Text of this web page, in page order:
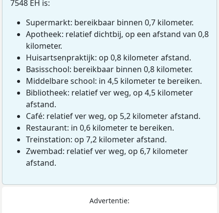
7548 EH is:
Supermarkt: bereikbaar binnen 0,7 kilometer.
Apotheek: relatief dichtbij, op een afstand van 0,8
kilometer.
Huisartsenpraktijk: op 0,8 kilometer afstand.
Basisschool: bereikbaar binnen 0,8 kilometer.
Middelbare school: in 4,5 kilometer te bereiken.
Bibliotheek: relatief ver weg, op 4,5 kilometer
afstand.
Café: relatief ver weg, op 5,2 kilometer afstand.
Restaurant: in 0,6 kilometer te bereiken.
Treinstation: op 7,2 kilometer afstand.
Zwembad: relatief ver weg, op 6,7 kilometer
afstand.
Advertentie: